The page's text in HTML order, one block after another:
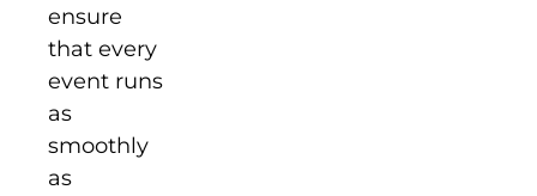
ensure
that every
event runs
as
smoothly
as